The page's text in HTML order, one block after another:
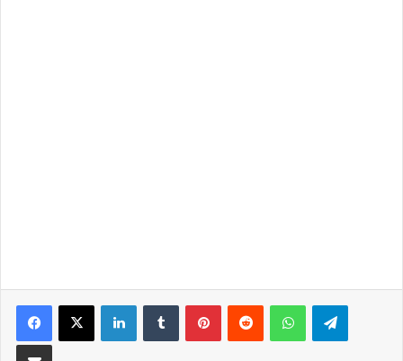
LinkedInTumblrPinterestReddit WhatsApp
Partilhar Via Email